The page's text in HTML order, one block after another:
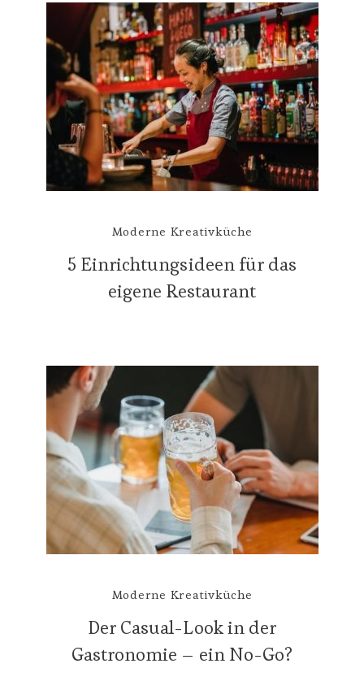
Moderne Kreativküche
5 Einrichtungsideen für das
eigene Restaurant
Moderne Kreativküche
Der Casual-Look in der
Gastronomie – ein No-Go?